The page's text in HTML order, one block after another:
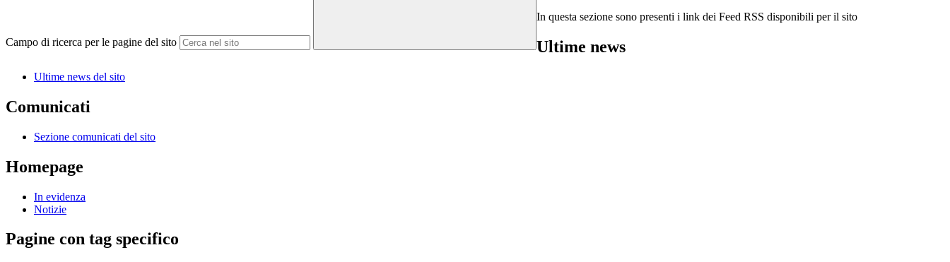
Campo di ricerca per le pagine del sito
In questa sezione sono presenti i link dei Feed RSS disponibili per il sito
Ultime news
Ultime news del sito
Comunicati
Sezione comunicati del sito
Homepage
In evidenza
Notizie
Pagine con tag specifico